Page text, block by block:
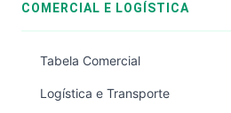
COMERCIAL E LOGÍSTICA
Tabela Comercial
Logística e Transporte